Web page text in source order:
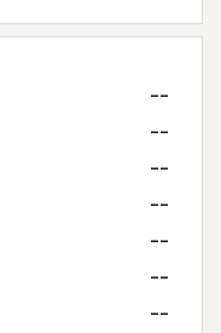
--
--
--
--
--
--
--